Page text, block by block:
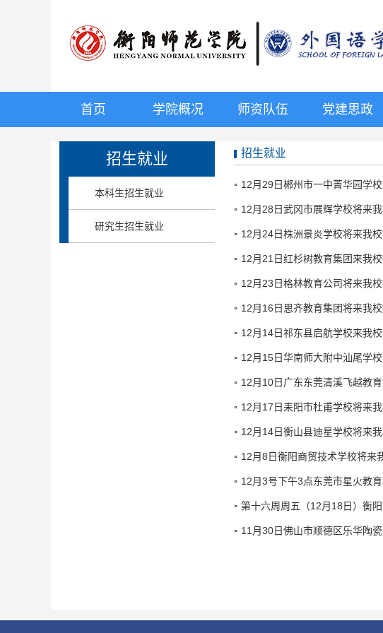
首页 学院概况 师资队伍 党建思政
招生就业
本科生招生就业
研究生招生就业
招生就业
12月29日郴州市一中菁华园学
12月28日武冈市展辉学校将来
12月24日株洲景炎学校将来我
12月21日红杉树教育集团来我
12月23日格林教育公司将来我
12月16日思齐教育集团将来我
12月14日祁东县启航学校来我
12月15日华南师大附中汕尾学
12月10日广东东莞清溪飞越教
12月17日耒阳市杜甫学校将来
12月14日衡山县迪星学校将来
12月8日衡阳商贸技术学校将来
12月3号下午3点东莞市星火教
第十六周周五（12月18日）衡
11月30日佛山市顺德区乐华陶